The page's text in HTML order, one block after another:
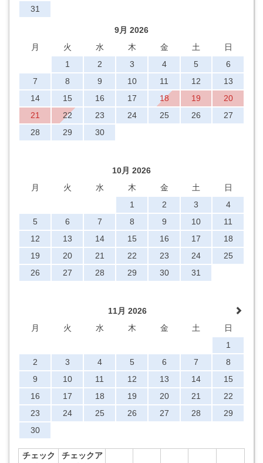
31
9月 2026
月
火 水 木 金 土
日
1
2 3 4 5
6
7
8 9 10 11 12
13
14
15 16 17 18 19
20
21
22 23 24 25 26
27
28
29 30
10月 2026
月
火 水 木 金 土
日
1
2 3
4
5
6 7 8 9 10
11
12
13 14 15 16 17
18
19
20 21 22 23 24
25
26
27 28 29 30 31
11月 2026
月
火 水 木 金 土
日
1
2
3 4 5 6 7
8
9
10 11 12 13 14
15
16
17 18 19 20 21
22
23
24 25 26 27 28
29
30
チェック
チェックア